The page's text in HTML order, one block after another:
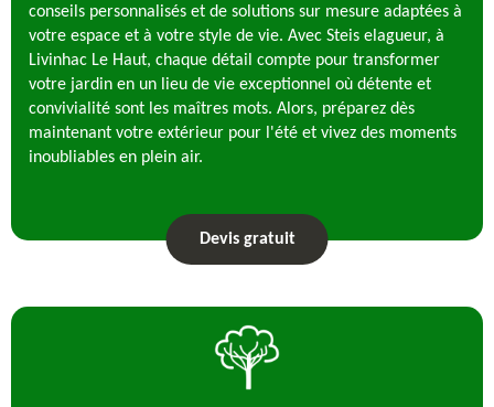
conseils personnalisés et de solutions sur mesure adaptées à
votre espace et à votre style de vie. Avec Steis elagueur, à
Livinhac Le Haut, chaque détail compte pour transformer
votre jardin en un lieu de vie exceptionnel où détente et
convivialité sont les maîtres mots. Alors, préparez dès
maintenant votre extérieur pour l'été et vivez des moments
inoubliables en plein air.
Devis gratuit